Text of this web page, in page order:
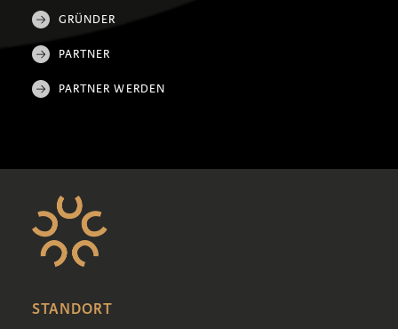
GRÜNDER
PARTNER
PARTNER WERDEN
STANDORT